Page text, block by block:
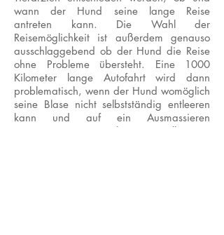
wann der Hund seine lange Reise
antreten kann. Die Wahl der
Reisemöglichkeit ist außerdem genauso
ausschlaggebend ob der Hund die Reise
ohne Probleme übersteht. Eine 1000
Kilometer lange Autofahrt wird dann
problematisch, wenn der Hund womöglich
seine Blase nicht selbstständig entleeren
kann und auf ein Ausmassieren
angewiesen ist. Bei Flugreisen sollte man